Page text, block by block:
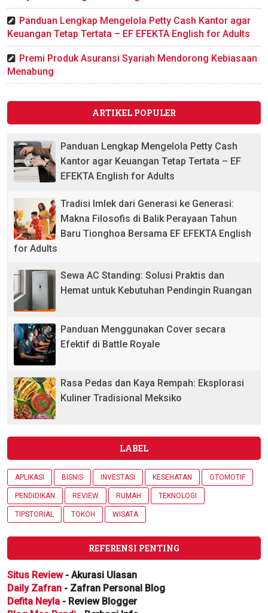
Panduan Lengkap Mengelola Petty Cash Kantor agar
Keuangan Tetap Tertata – EF EFEKTA English for Adults
Premi Produk Asuransi Syariah Mendorong Kebiasaan
Menabung
ARTIKEL POPULER
Panduan Lengkap Mengelola Petty Cash
Kantor agar Keuangan Tetap Tertata – EF
EFEKTA English for Adults
Tradisi Imlek dari Generasi ke Generasi:
Makna Filosofis di Balik Perayaan Tahun
Baru Tionghoa Bersama EF EFEKTA English
for Adults
Sewa AC Standing: Solusi Praktis dan
Hemat untuk Kebutuhan Pendingin Ruangan
Panduan Menggunakan Cover secara
Efektif di Battle Royale
Rasa Pedas dan Kaya Rempah: Eksplorasi
Kuliner Tradisional Meksiko
LABEL
APLIKASI BISNIS INVESTASI KESEHATAN OTOMOTIF
PENDIDIKAN REVIEW RUMAH TEKNOLOGI
TIPSTORIAL TOKOH WISATA
REFERENSI PENTING
Situs Review- Akurasi Ulasan
Daily Zafran - Zafran Personal Blog
Defita Neyla - Review Blogger